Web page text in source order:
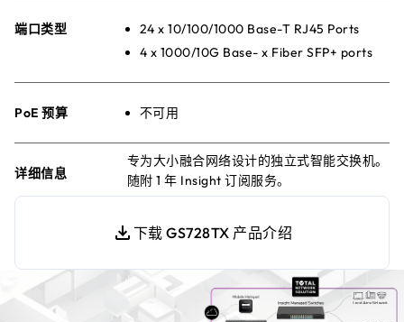
端口类型
24 x 10/100/1000 Base-T RJ45 Ports
4 x 1000/10G Base- x Fiber SFP+ ports
PoE 预算 不可用
详细信息
专为大小融合网络设计的独立式智能交换机。
随附 1 年 Insight 订阅服务。
下载 GS728TX 产品介绍